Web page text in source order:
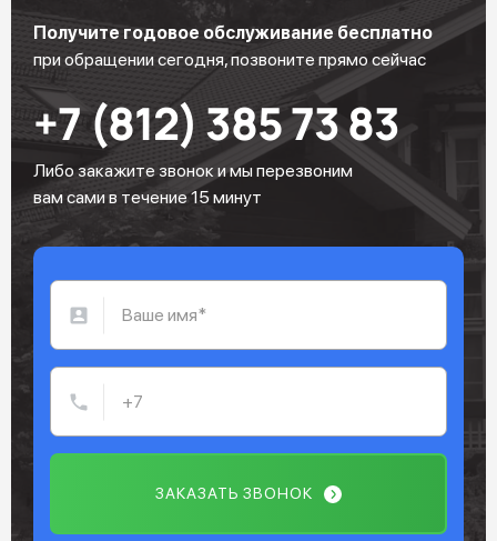
Получите годовое обслуживание бесплатно
при обращении сегодня, позвоните прямо сейчас
+7 (812) 385 73 83
Либо закажите звонок и мы перезвоним
вам сами в течение 15 минут
ЗАКАЗАТЬ ЗВОНОК